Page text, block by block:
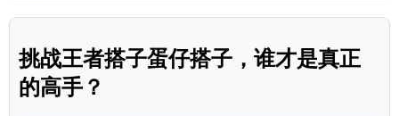
挑战王者搭子蛋仔搭子，谁才是真正
的高手？